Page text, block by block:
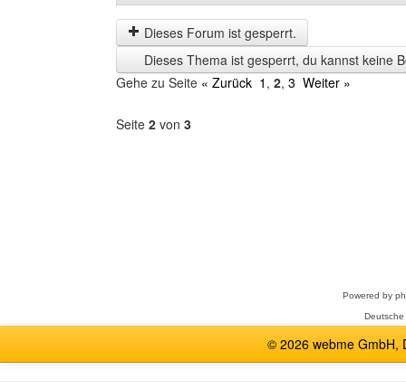
der
letzten
Zeit
anzeigen
by
Dieses Forum ist gesperrt.
Dieses Thema ist gesperrt, du kannst keine
Gehe zu Seite « Zurück 1 , 2, 3 Weiter »
Seite 2 von 3
Powered by
© 2026 webme GmbH,